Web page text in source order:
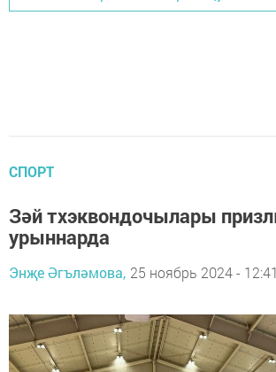
СПОРТ
Зәй тхэквондочылары
урыннарда
Энҗе Әгъләмова, 25 ноябрь 2024 - 12:41